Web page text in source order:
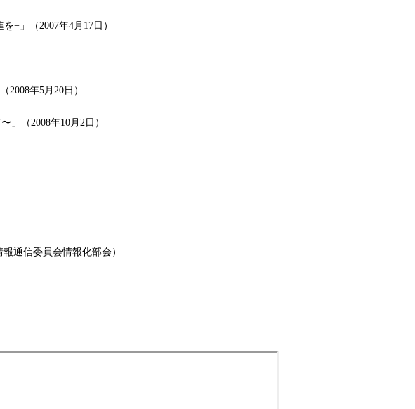
−」（2007年4月17日）
年5月20日）
（2008年10月2日）
通信委員会情報化部会）